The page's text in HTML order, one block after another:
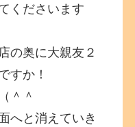
くださいます
の奥に大親友２
すか！
＾＾
へと消えていき